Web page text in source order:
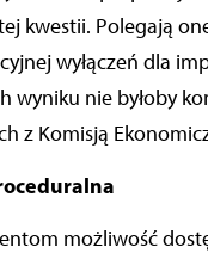
kwestii. Polegają
wyłączeń dla
wyniku nie byłoby
z Komisją
możliwość